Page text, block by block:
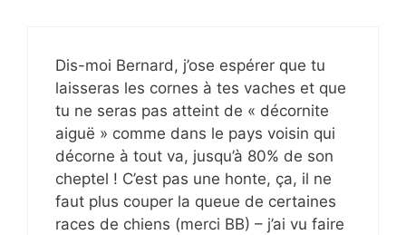
Dis-moi Bernard, j’ose espérer que tu
laisseras les cornes à tes vaches et que
tu ne seras pas atteint de « décornite
aiguë » comme dans le pays voisin qui
décorne à tout va, jusqu’à 80% de son
cheptel ! C’est pas une honte, ça, il ne
faut plus couper la queue de certaines
races de chiens (merci BB) – j’ai vu faire